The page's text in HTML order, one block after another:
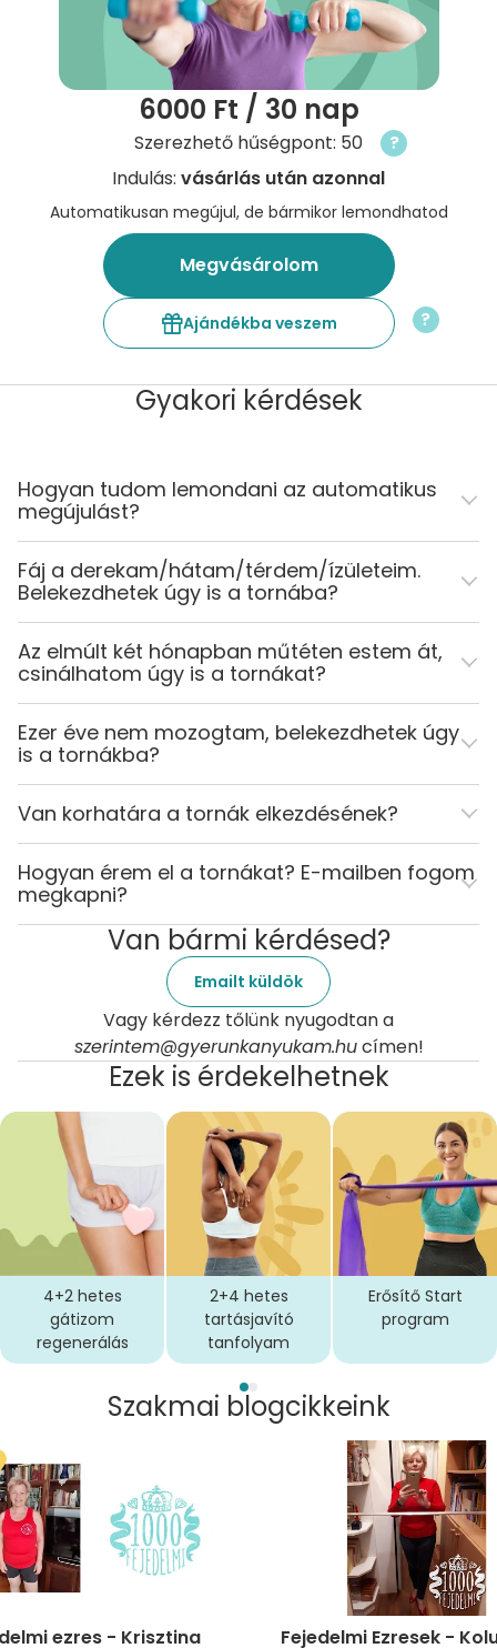
6000 Ft / 30 nap
Szerezhető hűségpont: 50
?
Indulás: vásárlás után azonnal
Automatikusan megújul, de bármikor lemondhatod
Megvásárolom
Ajándékba veszem ?
Gyakori kérdések
Hogyan tudom lemondani az automatikus
megújulást?
Fáj a derekam/hátam/térdem/ízületeim.
Belekezdhetek úgy is a tornába?
Az elmúlt két hónapban műtéten estem át,
csinálhatom úgy is a tornákat?
Ezer éve nem mozogtam, belekezdhetek úgy
is a tornákba?
Van korhatára a tornák elkezdésének?
Hogyan érem el a tornákat? E-mailben fogom
megkapni?
Van bármi kérdésed?
Emailt küldök
Vagy kérdezz tőlünk nyugodtan a
szerintem@gyerunkanyukam.hucímen!
Ezek is érdekelhetnek
4+2 hetes
gátizom
regenerálás
2+4 hetes
tartásjavító
tanfolyam
Erősítő Start
program
Szakmai blogcikkeink
ezres - Krisztina Fejedelmi Ezresek -